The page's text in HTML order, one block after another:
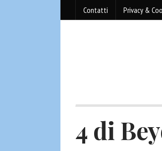
Contatti Privacy &
4 di